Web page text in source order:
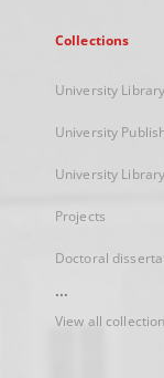
Collections
University Library
University
University
Projects
Doctoral
...
View all